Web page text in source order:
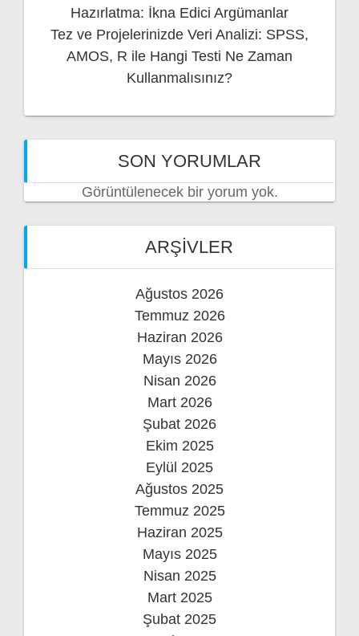
Hazırlatma: İkna Edici Argümanlar
Tez ve Projelerinizde Veri Analizi: SPSS,
AMOS, R ile Hangi Testi Ne Zaman
Kullanmalısınız?
SON YORUMLAR
Görüntülenecek bir yorum yok.
ARŞIVLER
Ağustos 2026
Temmuz 2026
Haziran 2026
Mayıs 2026
Nisan 2026
Mart 2026
Şubat 2026
Ekim 2025
Eylül 2025
Ağustos 2025
Temmuz 2025
Haziran 2025
Mayıs 2025
Nisan 2025
Mart 2025
Şubat 2025